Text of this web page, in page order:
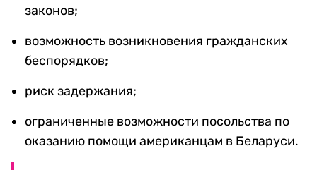
законов;
возможность возникновения гражданских
беспорядков;
риск задержания;
ограниченные возможности посольства по
оказанию помощи американцам в Беларуси.